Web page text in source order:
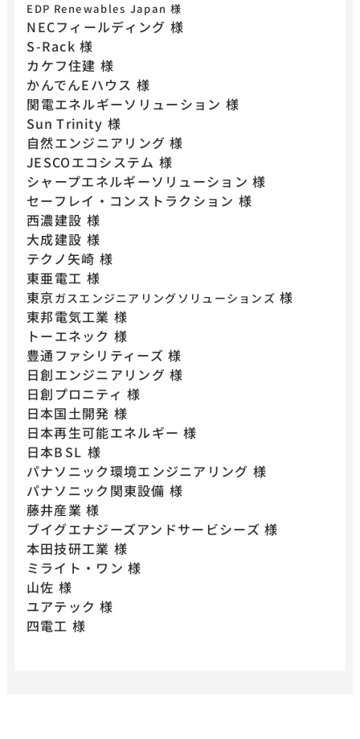
EDP Renewables Japan 様
NECフィールディング 様
​​​​​​​S-Rack 様
カケフ住建 様
かんでんEハウス 様
関電エネルギーソリューション 様
Sun Trinity 様
自然エンジニアリング 様
JESCOエコシステム 様
シャープエネルギーソリューション 様
セーフレイ・コンストラクション 様
西濃建設 様
大成建設 様
テクノ矢崎 様
東亜電工 様
東京ガスエンジニアリングソリューションズ 様
東邦電気工業 様
トーエネック 様
豊通ファシリティーズ 様
日創エンジニアリング 様
日創プロニティ 様
日本国土開発 様
日本再生可能エネルギー 様
日本BSL 様
パナソニック環境エンジニアリング 様
​​​​​​​パナソニック関東設備 様
藤井産業 様
​​​​​​​ブイグエナジーズアンドサービシーズ 様
本田技研工業 様
ミライト・ワン 様
山佐 様
ユアテック 様
四電工 様